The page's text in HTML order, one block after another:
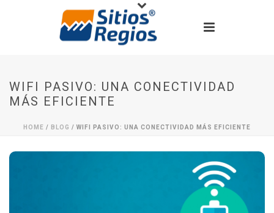
WIFI PASIVO: UNA CONECTIVIDAD
MÁS EFICIENTE
HOME / BLOG / WIFI PASIVO: UNA CONECTIVIDAD MÁS EFICIENTE